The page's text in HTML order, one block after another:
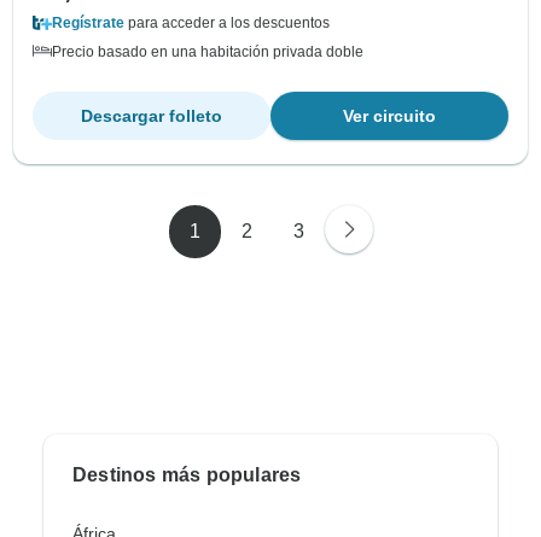
Regístrate para acceder a los descuentos
Precio basado en una habitación privada doble
Ver circuito
Descargar folleto
1 2 3
Destinos más populares